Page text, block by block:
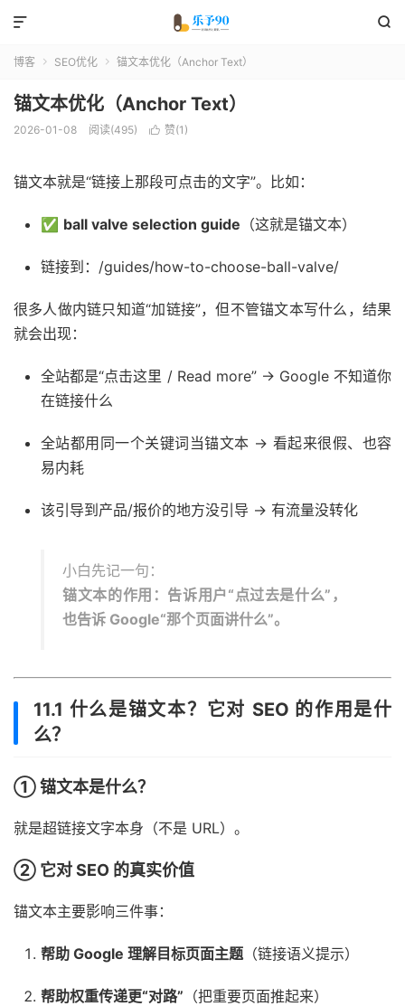


博客  SEO优化  锚文本优化（Anchor Text）
锚文本优化（Anchor Text）
2026-01-08 阅读(495)  赞(1 )
锚文本就是“链接上那段可点击的文字”。比如：
✅ ball valve selection guide （这就是锚文本）
链接到：/guides/how-to-choose-ball-valve/
很多人做内链只知道“加链接”，但不管锚文本写什么，结果
就会出现：
全站都是“点击这里 / Read more” → Google 不知道你
在链接什么
全站都用同一个关键词当锚文本 → 看起来很假、也容
易内耗
该引导到产品/报价的地方没引导 → 有流量没转化
小白先记一句：
锚文本的作用：告诉用户“点过去是什么”，
也告诉 Google“那个页面讲什么”。
11.1 什么是锚文本？它对 SEO 的作用是什
么？
① 锚文本是什么？
就是超链接文字本身（不是 URL）。
② 它对 SEO 的真实价值
锚文本主要影响三件事：
帮助 Google 理解目标页面主题（链接语义提示）
帮助权重传递更“对路” （把重要页面推起来）